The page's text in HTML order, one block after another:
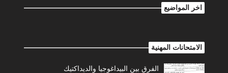
اخر المواضيع
الامتحانات المهنية
الفرق بين البيداغوجيا والديداكتيك